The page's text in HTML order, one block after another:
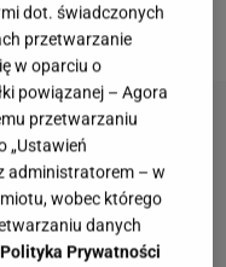
dot. świadczonych
przetwarzanie
w oparciu o
powiązanej – Agora
przetwarzaniu
„Ustawień
administratorem – w
wobec którego
danych
Polityka Prywatności